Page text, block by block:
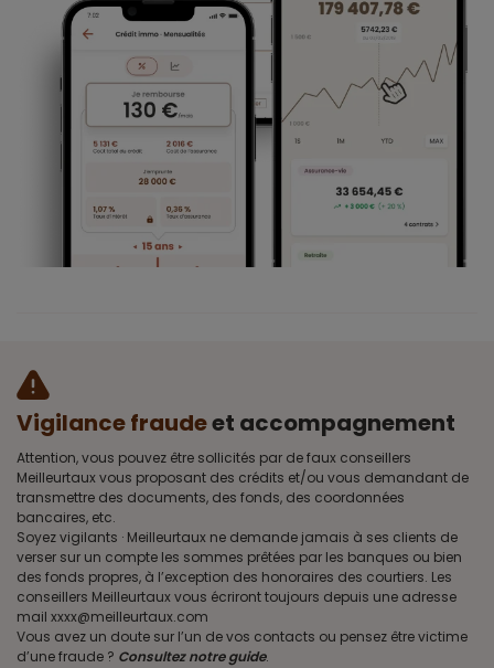
Vigilance fraudeet accompagnement
Attention, vous pouvez être sollicités par de faux conseillers
Meilleurtaux vous proposant des crédits et/ou vous demandant de
transmettre des documents, des fonds, des coordonnées
bancaires, etc.
Soyez vigilants · Meilleurtaux ne demande jamais à ses clients de
verser sur un compte les sommes prêtées par les banques ou bien
des fonds propres, à l’exception des honoraires des courtiers. Les
conseillers Meilleurtaux vous écriront toujours depuis une adresse
mail xxxx@meilleurtaux.com
Vous avez un doute sur l’un de vos contacts ou pensez être victime
d’une fraude ? Consultez notre guide.